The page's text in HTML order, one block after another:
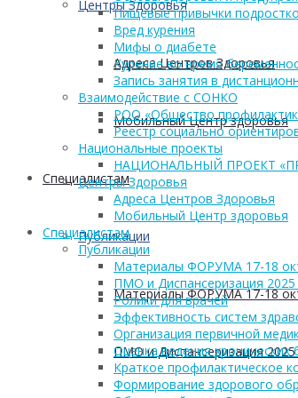
Центры Здоровья
Адреса Центров Здоровья
Мобильный Центр здоровья
Cпециалистам
Публикации
Материалы ФОРУМА 17-18
ПМО и Диспансеризация 2025
Пищевые привычки
Вред курения
Мифы о диабете
Курение во время
Запись занятия в
Взаимодействие с СОНКО
РОО «Общество
Реестр социально
Национальные проекты
НАЦИОНАЛЬНЫЙ ПРОЕКТ
Центры Здоровья
Адреса Центров Здоровья
Мобильный Центр здоровья
Cпециалистам
Публикации
Материалы ФОРУМА 17-18
ПМО и Диспансеризация 2025
Ролики для врачей
Эффективность систем
Организация первичной
Оценка ведения
Краткое профилактическое
Формирование здорового